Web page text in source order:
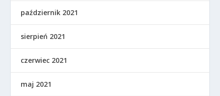
październik 2021
sierpień 2021
czerwiec 2021
maj 2021